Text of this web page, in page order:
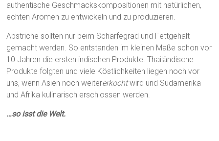
authentische Geschmackskompositionen mit natürlichen,
echten Aromen zu entwickeln und zu produzieren.
Abstriche sollten nur beim Schärfegrad und Fettgehalt
gemacht werden. So entstanden im kleinen Maße schon vor
10 Jahren die ersten indischen Produkte. Thailändische
Produkte folgten und viele Köstlichkeiten liegen noch vor
uns, wenn Asien noch weitererkochtwird und Südamerika
und Afrika kulinarisch erschlossen werden.
…so isst die Welt.